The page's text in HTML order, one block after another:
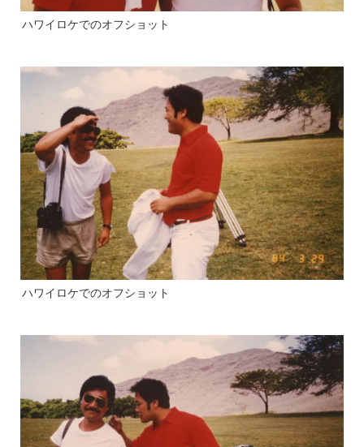
ハワイロケでのオフショット
ハワイロケでのオフショット